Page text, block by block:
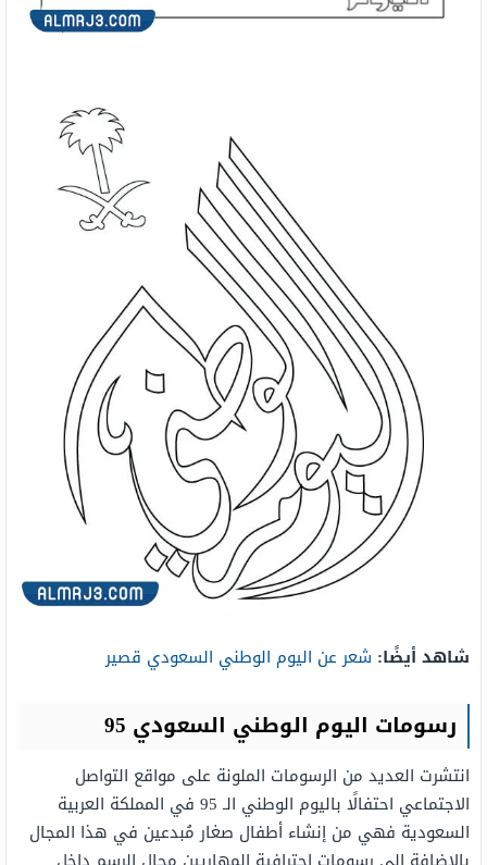
شاهد أيضًا: شعر عن اليوم الوطني السعودي قصير
رسومات اليوم الوطني السعودي 95
انتشرت العديد من الرسومات الملونة على مواقع التواصل
الاجتماعي احتفالًا باليوم الوطني الـ 95 في المملكة العربية
السعودية فهي من إنشاء أطفال صغار مُبدعين في هذا المجال